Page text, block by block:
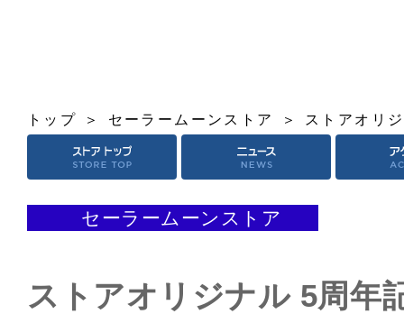
トップ セーラームーンストア ストアオリ
セーラームーンストア
ストアオリジナル 5周年